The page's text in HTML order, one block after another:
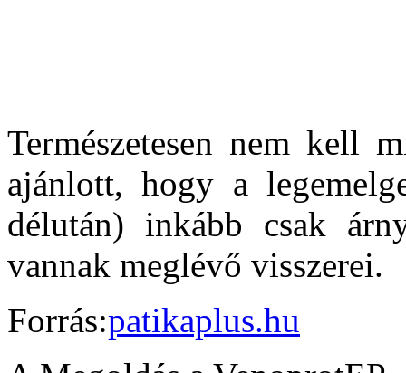
Természetesen nem kell
ajánlott, hogy a
délután) inkább csak
vannak meglévő visszerei.
Forrás:patikaplus.hu